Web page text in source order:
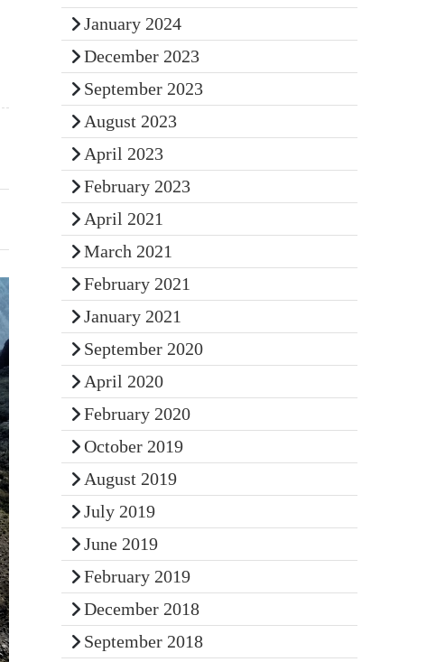
January 2024
December 2023
September 2023
August 2023
April 2023
February 2023
April 2021
March 2021
February 2021
January 2021
September 2020
April 2020
February 2020
October 2019
August 2019
July 2019
June 2019
February 2019
December 2018
September 2018